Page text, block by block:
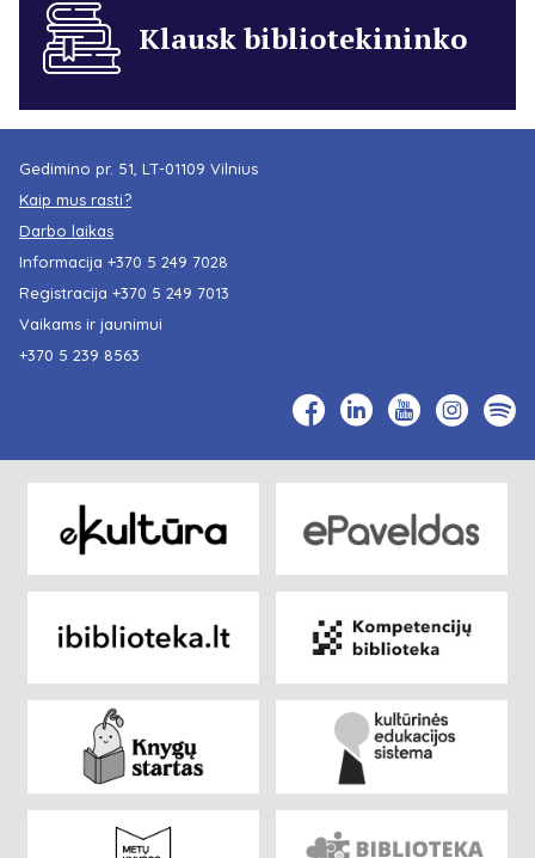
Klausk bibliotekininko
Gedimino pr. 51, LT-01109 Vilnius
Kaip mus rasti?
Darbo laikas
Informacija +370 5 249 7028
Registracija +370 5 249 7013
Vaikams ir jaunimui
+370 5 239 8563